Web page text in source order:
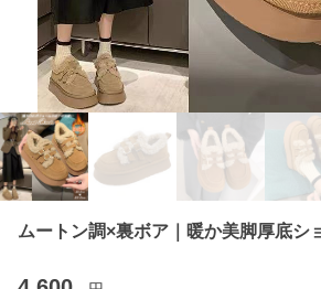
ムートン調×裏ボア｜暖か美脚厚底シ